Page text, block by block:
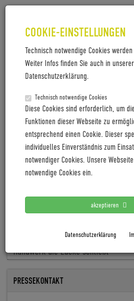
COOKIE-EINSTELLUNGEN
Technisch notwendige Cookies
Weiter Infos finden Sie auch in unserer
Datenschutzerklärung.
Technisch notwendige Cookies
Diese Cookies sind erforderlich, um
Funktionen dieser Webseite zu
entsprechend einen Cookie. Dieser
individuelles Einverständnis zum
notwendiger Cookies. Unsere
notwendige Cookies ein.
akzeptieren
Datenschutzerklärung
LETZTE PRESSEMITTEILUNGEN
Coboc blickt mit positiver Vororder
Cyclingworld Europe expands its
Cyclingworld Europe baut
Fachkräfte fehlen, Aufträge nicht:
Handwerk die Lücke schließt
PRESSEKONTAKT